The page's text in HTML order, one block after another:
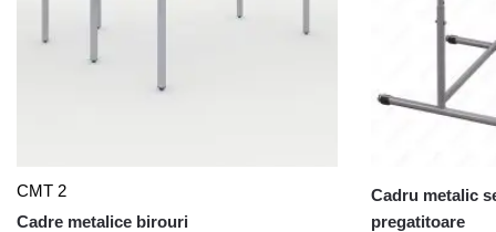
CMT 2
Cadre metalice birouri
Cadru metalic
pregatitoare